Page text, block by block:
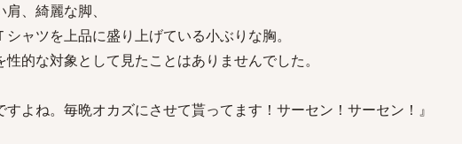
、綺麗な脚、
ャツを上品に盛り上げている小ぶりな胸。
的な対象として見たことはありませんでした。
すよね。毎晩オカズにさせて貰ってます！サーセン！サーセン！』